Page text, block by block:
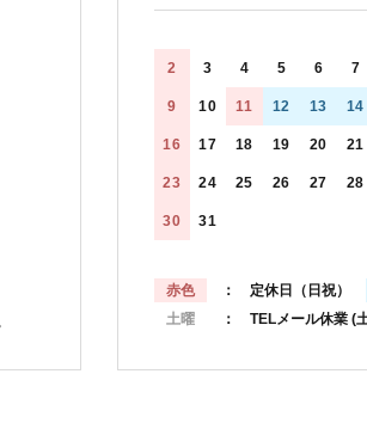
2 3 4 5 6 7
9 10 11 12 13 14
16 17 18 19 20 21
23 24 25 26 27 28
30 31
赤色 ： 定休日（日祝）
土曜
： TELメール休業 (